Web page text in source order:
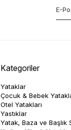
Kategoriler
Yataklar
Çocuk & Bebek
Otel Yatakları
Yastıklar
Yatak, Baza ve Başlık